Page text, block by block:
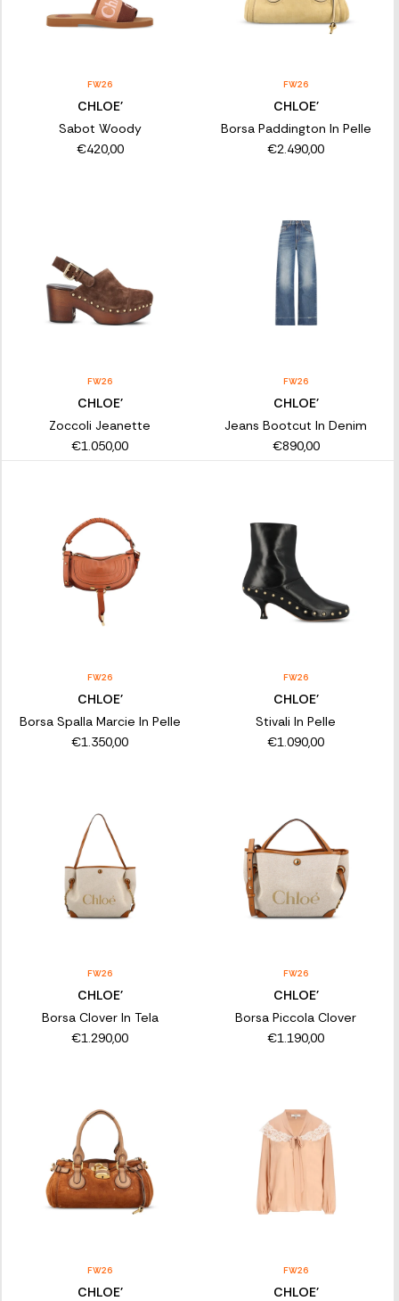
FW26
CHLOE'
Sabot Woody
€420,00
FW26
CHLOE'
Borsa Paddington In Pelle
€2.490,00
FW26
CHLOE'
Zoccoli Jeanette
€1.050,00
FW26
CHLOE'
Jeans Bootcut In Denim
€890,00
FW26
CHLOE'
Borsa Spalla Marcie In Pelle
€1.350,00
FW26
CHLOE'
Stivali In Pelle
€1.090,00
FW26
CHLOE'
Borsa Clover In Tela
€1.290,00
FW26
CHLOE'
Borsa Piccola Clover
€1.190,00
FW26
CHLOE'
FW26
CHLOE'